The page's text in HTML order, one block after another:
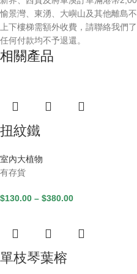
愉景灣、東湧、大嶼山及其他離島不
上下樓梯需額外收費，請聯絡我們了
任何付款均不予退還。
相關產品
扭紋鐵
室內大植物
有存貨
$130.00 – $380.00
單枝琴葉榕